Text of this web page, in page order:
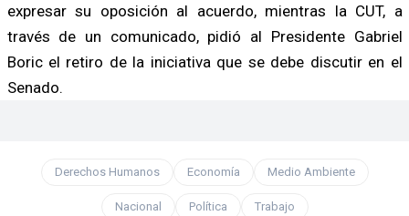
expresar su oposición al acuerdo, mientras la CUT, a
través de un comunicado, pidió al Presidente Gabriel
Boric el retiro de la iniciativa que se debe discutir en el
Senado.
Derechos Humanos Economía Medio Ambiente
Nacional Política Trabajo